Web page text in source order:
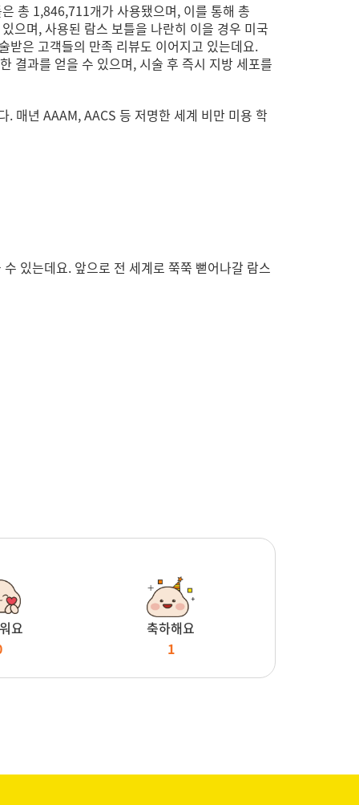
총 1,846,711개가 사용됐으며, 이를 통해 총
며, 사용된 람스 보틀을 나란히 이을 경우 미국
받은 고객들의 만족 리뷰도 이어지고 있는데요.
결과를 얻을 수 있으며, 시술 후 즉시 지방 세포를
매년 AAAM, AACS 등 저명한 세계 비만 미용 학
있는데요. 앞으로 전 세계로 쭉쭉 뻗어나갈 람스
요
축하해요
1